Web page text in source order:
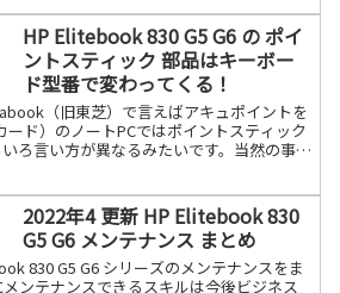
HP Elitebook 830 G5 G6 の ポイ
ントスティック 部品はキーボー
ド型番で変わってくる！
（旧東芝）で言えばアキュポイントを
ード）のノートPCではポイントスティック
ろ言い方が異なるみたいです。当然の事な
2022年4 更新 HP Elitebook 830
G5 G6 メンテナンス まとめ
830 G5 G6 シリーズのメンテナンスをま
ンテナンスできるスキルは今後ビジネス